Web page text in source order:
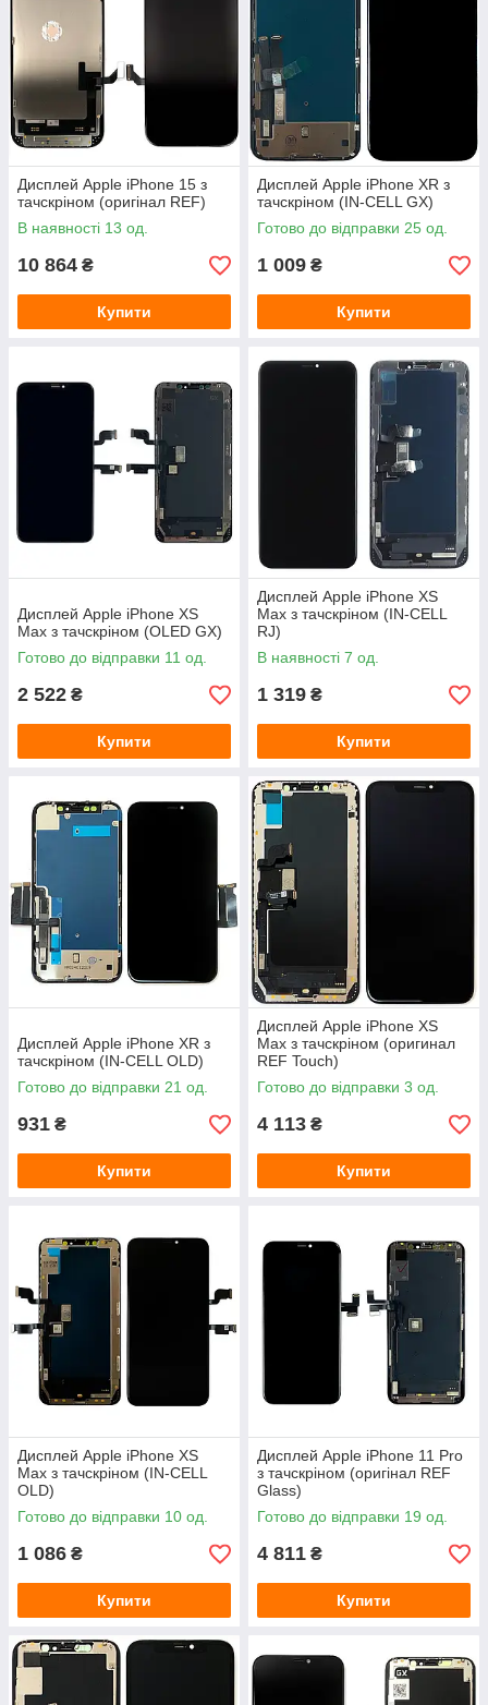
Дисплей Apple iPhone 15 з
тачскріном (оригінал REF)
В наявності 13 од.
10 864 ₴
Купити
Дисплей Apple iPhone XR з
тачскріном (IN-CELL GX)
Готово до відправки 25 од.
1 009 ₴
Купити
Дисплей Apple iPhone XS
Max з тачскріном (OLED GX)
Готово до відправки 11 од.
2 522 ₴
Купити
Дисплей Apple iPhone XS
Max з тачскріном (IN-CELL
RJ)
В наявності 7 од.
1 319 ₴
Купити
Дисплей Apple iPhone XR з
тачскріном (IN-CELL OLD)
Готово до відправки 21 од.
931 ₴
Купити
Дисплей Apple iPhone XS
Max з тачскріном (оригинал
REF Touch)
Готово до відправки 3 од.
4 113 ₴
Купити
Дисплей Apple iPhone XS
Max з тачскріном (IN-CELL
OLD)
Готово до відправки 10 од.
1 086 ₴
Купити
Дисплей Apple iPhone 11 Pro
з тачскріном (оригінал REF
Glass)
Готово до відправки 19 од.
4 811 ₴
Купити